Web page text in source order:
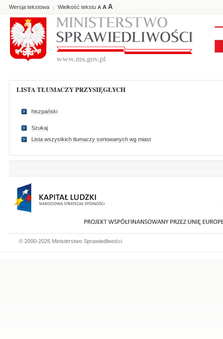
Wersja tekstowa | Wielkość tekstu A A A
LISTA TŁUMACZY PRZYSIĘGŁYCH
hiszpański
Szukaj
Lista wszystkich tlumaczy sortowanych wg miast
© 2000-2026 Ministerstwo Sprawiedliwości